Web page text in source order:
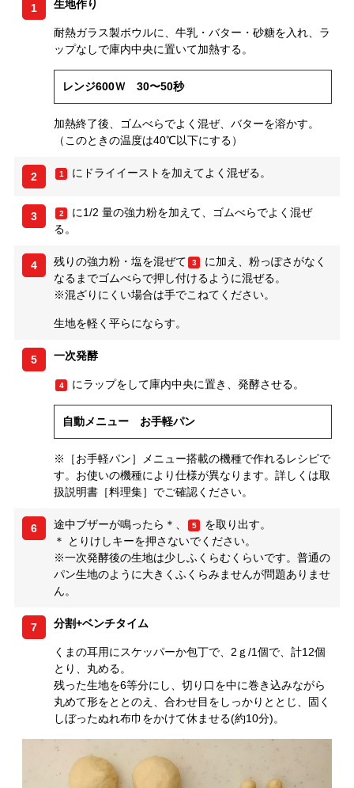
1 生地作り
耐熱ガラス製ボウルに、牛乳・バター・砂糖を入れ、ラ
ップなしで庫内中央に置いて加熱する。
レンジ600Ｗ 30〜50秒
加熱終了後、ゴムべらでよく混ぜ、バターを溶かす。
（このときの温度は40℃以下にする）
2 1 にドライイーストを加えてよく混ぜる。
3 2
に1/2 量の強力粉を加えて、ゴムべらでよく混ぜ
る。
4 残りの強力粉・塩を混ぜて 3
に加え、粉っぽさがなく
なるまでゴムべらで押し付けるように混ぜる。
※混ざりにくい場合は手でこねてください。
生地を軽く平らにならす。
5 一次発酵
4 にラップをして庫内中央に置き、発酵させる。
自動メニュー お手軽パン
※［お手軽パン］メニュー搭載の機種で作れるレシピで
す。お使いの機種により仕様が異なります。詳しくは取
扱説明書［料理集］でご確認ください。
6 途中ブザーが鳴ったら＊、 5
を取り出す。
＊ とりけしキーを押さないでください。
※一次発酵後の生地は少しふくらむくらいです。普通の
パン生地のように大きくふくらみませんが問題ありませ
ん。
7 分割+ベンチタイム
くまの耳用にスケッパーか包丁で、2ｇ/1個で、計12個
とり、丸める。
残った生地を6等分にし、切り口を中に巻き込みながら
丸めて形をととのえ、合わせ目をしっかりととじ、固く
しぼったぬれ布巾をかけて休ませる(約10分)。